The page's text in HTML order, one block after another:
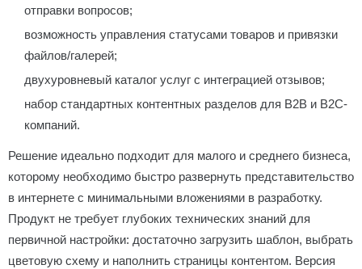
отправки вопросов;
возможность управления статусами товаров и привязки
файлов/галерей;
двухуровневый каталог услуг с интеграцией отзывов;
набор стандартных контентных разделов для B2B и B2C-
компаний.
Решение идеально подходит для малого и среднего бизнеса,
которому необходимо быстро развернуть представительство
в интернете с минимальными вложениями в разработку.
Продукт не требует глубоких технических знаний для
первичной настройки: достаточно загрузить шаблон, выбрать
цветовую схему и наполнить страницы контентом. Версия